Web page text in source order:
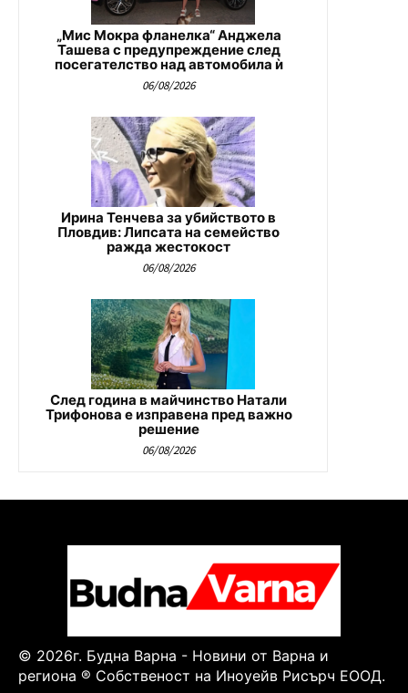
„Мис Мокра фланелка“ Анджела
Ташева с предупреждение след
посегателство над автомобила ѝ
06/08/2026
Ирина Тенчева за убийството в
Пловдив: Липсата на семейство
ражда жестокост
06/08/2026
След година в майчинство Натали
Трифонова е изправена пред важно
решение
06/08/2026
© 2026г. Будна Варна - Новини от Варна и
региона ® Собственост на Иноуейв Рисърч ЕООД.